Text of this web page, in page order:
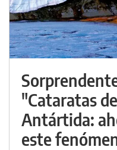
"Cataratas
Antártida:
este